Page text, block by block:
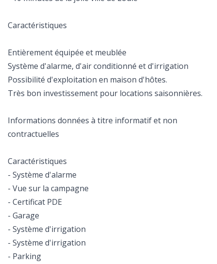
Caractéristiques
Entièrement équipée et meublée
Système d'alarme, d'air conditionné et d'irrigation
Possibilité d'exploitation en maison d'hôtes.
Très bon investissement pour locations saisonnières.
Informations données à titre informatif et non
contractuelles
Caractéristiques
- Système d'alarme
- Vue sur la campagne
- Certificat PDE
- Garage
- Système d'irrigation
- Système d'irrigation
- Parking